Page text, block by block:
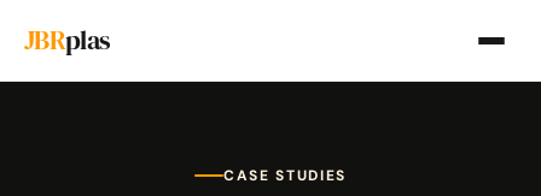
JBRplas
CASE STUDIES